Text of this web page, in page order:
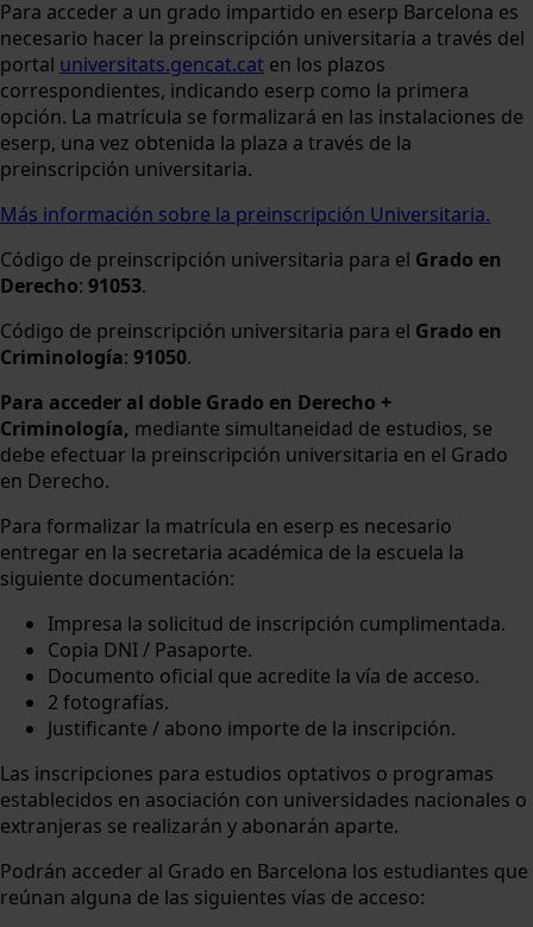
Para acceder a un grado impartido en eserp Barcelona es
necesario hacer la preinscripción universitaria a través del
portal universitats.gencat.cat en los plazos
correspondientes, indicando eserp como la primera
opción. La matrícula se formalizará en las instalaciones de
eserp, una vez obtenida la plaza a través de la
preinscripción universitaria.
Más información sobre la preinscripción Universitaria.
Código de preinscripción universitaria para el Grado en
Derecho: 91053.
Código de preinscripción universitaria para el Grado en
Criminología: 91050.
Para acceder al doble Grado en Derecho +
Criminología, mediante simultaneidad de estudios, se
debe efectuar la preinscripción universitaria en el Grado
en Derecho.
Para formalizar la matrícula en eserp es necesario
entregar en la secretaria académica de la escuela la
siguiente documentación:
Impresa la solicitud de inscripción cumplimentada.
Copia DNI / Pasaporte.
Documento oficial que acredite la vía de acceso.
2 fotografías.
Justificante / abono importe de la inscripción.
Las inscripciones para estudios optativos o programas
establecidos en asociación con universidades nacionales o
extranjeras se realizarán y abonarán aparte.
Podrán acceder al Grado en Barcelona los estudiantes que
reúnan alguna de las siguientes vías de acceso: